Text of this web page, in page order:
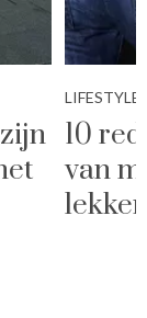
LIFESTYLE
10
van